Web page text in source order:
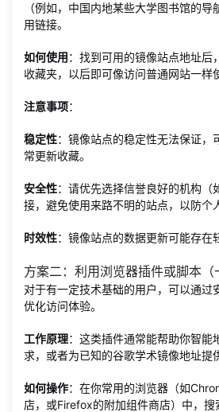
（例如，中国内地某些大学图书馆的
用链接。
如何使用：找到可用的镜像站点地址后
收藏夹，以后即可像访问普通网站一样
注意事项：
稳定性：镜像站点的稳定性无法保证，
常更新收藏。
安全性：请优先选择信誉良好的机构（
接，避免使用来路不明的站点，以防个
时效性：镜像站点的数据更新可能存在
方案二：利用浏览器插件或脚本（
对于有一定技术基础的用户，可以通过
优化访问体验。
工作原理：这类插件通常能帮助你智能
求，或者为已知的谷歌学术镜像地址提
如何操作：在你常用的浏览器（如
店，或Firefox的附加组件商店）中，搜